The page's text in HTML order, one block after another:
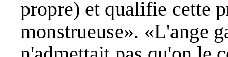
propre) et qualifie cette
monstrueuse». «L'ange